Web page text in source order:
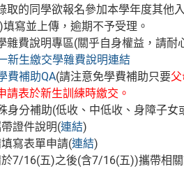
取的同學欲報名參加本學年度其他
填寫並上傳，逾期不予受理。
雜費說明專區(關乎自身權益，請耐
新生繳交學雜費說明連結
費補助QA(請注意免學費補助只要父
請表於新生訓練時繳交。
身分補助(低收、中低收、身障子
證件說明(連結)
寫表單申請(連結)
7/16(五)之後(含7/16(五))攜帶相